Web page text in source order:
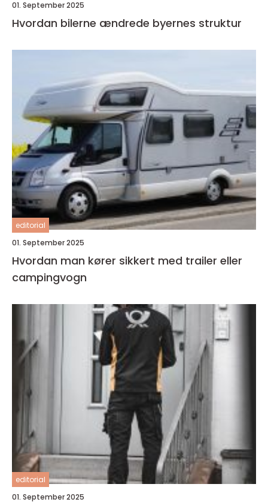
01. September 2025
Hvordan bilerne ændrede byernes struktur
editorial
01. September 2025
Hvordan man kører sikkert med trailer eller
campingvogn
editorial
01. September 2025